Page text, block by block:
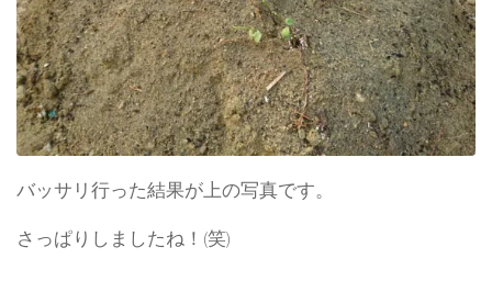
バッサリ行った結果が上の写真です。
さっぱりしましたね！(笑)